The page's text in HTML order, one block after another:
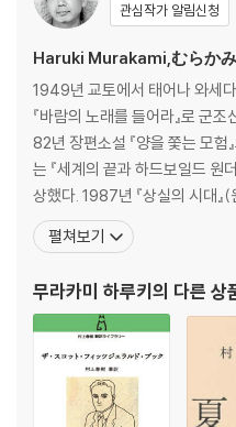
관심작가 알림신청
Haruki Murakami,むらか
1949년 교토에서 태어나 와세
『바람의 노래를 들어라』로 군
82년 장편소설 『양을 쫓는 모
는 『세계의 끝과 하드보일드 원
상했다. 1987년 『상실의 시대
는 베스트셀러 선풍과 함께 하
로 떠올랐다. 1994년 『태엽 감
타임스 ‘올해의 책’에 선정되었다.
펼쳐보기
무라카미 하루키 의 다른 상